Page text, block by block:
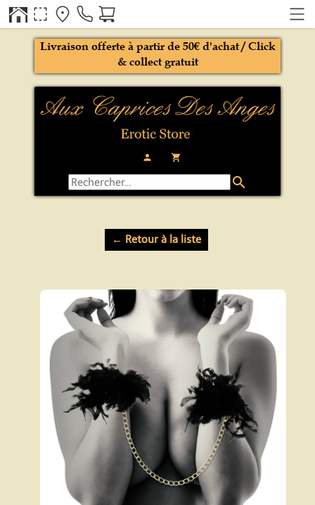
person local_grocery_store
Livraison offerte à partir de 50€ d'achat / Click
& collect gratuit
search
← Retour à la liste